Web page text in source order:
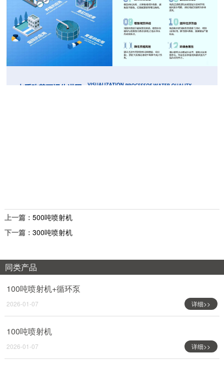
上一篇： 500吨喷射机
下一篇： 300吨喷射机
同类产品
100吨喷射机+循环泵
2026-01-07 详细>>
100吨喷射机
2026-01-07 详细>>